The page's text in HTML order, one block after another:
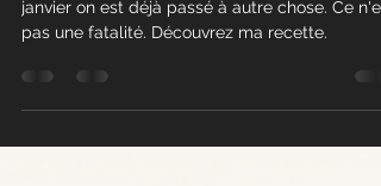
On prend une résolution le 1er janvier et le 4
janvier on est déjà passé à autre chose. Ce
pas une fatalité. Découvrez ma recette.